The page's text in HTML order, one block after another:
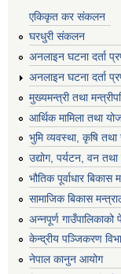
एकिकृत कर संकलन
घरधुरी संकलन
अनलाइन घटना दर्ता
अनलाइन घटना दर्ता
मुख्यमन्त्री तथा
आर्थिक मामिला तथा
भुमि व्यवस्था, कृषि
उद्योग, पर्यटन, वन
भौतिक पूर्वाधार
सामाजिक बिकास
अन्नपूर्ण
केन्द्रीय पञ्जिकरण
नेपाल कानुन आयोग